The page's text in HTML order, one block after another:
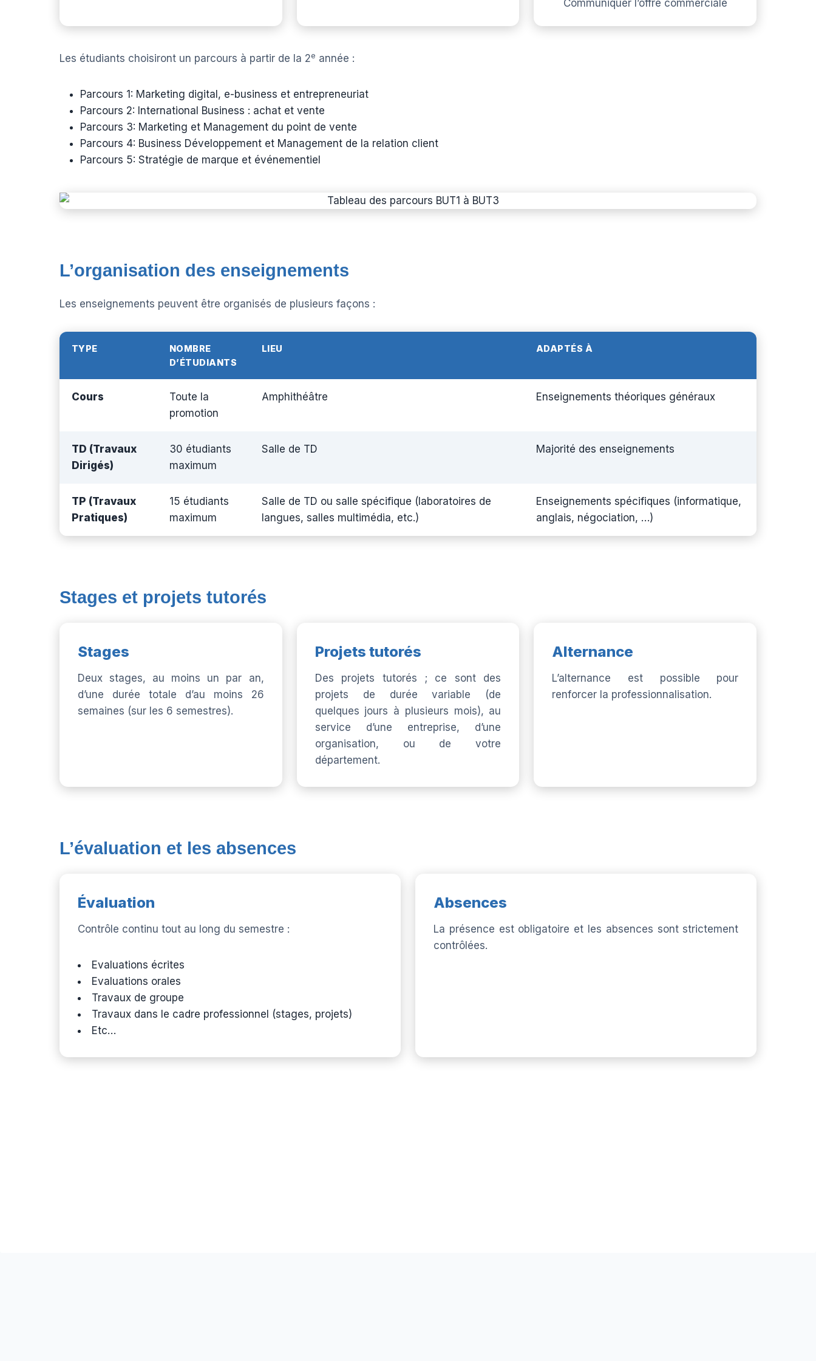
Communiquer l’offre commerciale
Les étudiants choisiront un parcours à partir de la 2e année :
Parcours 1: Marketing digital, e-business et entrepreneuriat
Parcours 2: International Business : achat et vente
Parcours 3: Marketing et Management du point de vente
Parcours 4: Business Développement et Management de la relation client
Parcours 5: Stratégie de marque et événementiel
L’organisation des enseignements
Les enseignements peuvent être organisés de plusieurs façons :
TYPE
NOMBRE
D’ÉTUDIANTS
LIEU ADAPTÉS À
Cours
Toute la
promotion
Amphithéâtre Enseignements théoriques généraux
TD (Travaux
Dirigés)
30 étudiants
maximum
Salle de TD Majorité des enseignements
TP (Travaux
Pratiques)
15 étudiants
maximum
Salle de TD ou salle spécifique (laboratoires de
langues, salles multimédia, etc.)
Enseignements spécifiques (informatique,
anglais, négociation, …)
Stages et projets tutorés
Stages
Deux stages, au moins un par an,
d’une durée totale d’au moins 26
semaines (sur les 6 semestres).
Projets tutorés
Des projets tutorés ; ce sont des
projets de durée variable (de
quelques jours à plusieurs mois), au
service d’une entreprise, d’une
organisation, ou de votre
département.
Alternance
L’alternance est possible pour
renforcer la professionnalisation.
L’évaluation et les absences
Évaluation
Contrôle continu tout au long du semestre :
Evaluations écrites
Evaluations orales
Travaux de groupe
Travaux dans le cadre professionnel (stages, projets)
Etc…
Absences
La présence est obligatoire et les absences sont strictement
contrôlées.
e